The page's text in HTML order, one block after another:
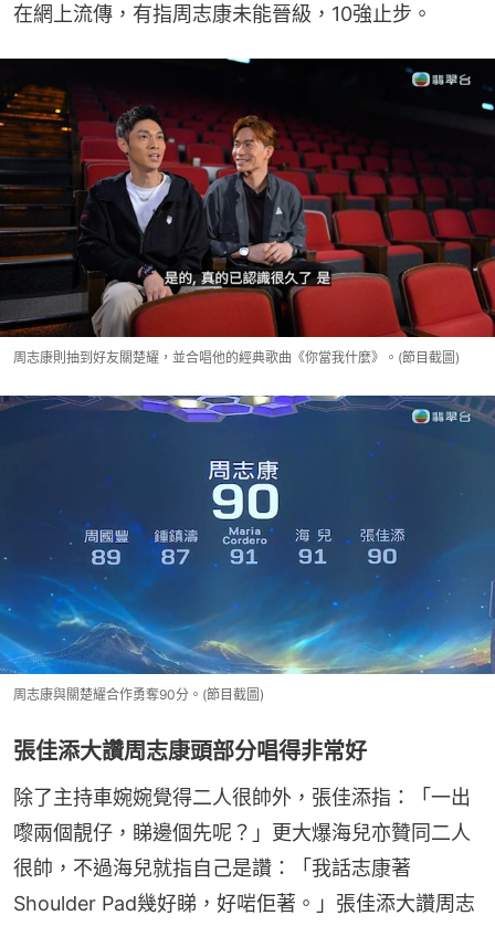
在網上流傳，有指周志康未能晉級，10強止步。
周志康則抽到好友關楚耀，並合唱他的經典歌曲《你當我什麼》。(節目截圖)
周志康與關楚耀合作勇奪90分。(節目截圖)
張佳添大讚周志康頭部分唱得非常好
除了主持車婉婉覺得二人很帥外，張佳添指：「一出
嚟兩個靚仔，睇邊個先呢？」更大爆海兒亦贊同二人
很帥，不過海兒就指自己是讚：「我話志康著
Shoulder Pad幾好睇，好啱佢著。」張佳添大讚周志